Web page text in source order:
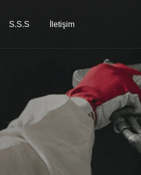
S.S.S İletişim